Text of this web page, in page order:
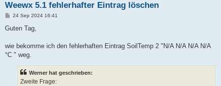
Weewx 5.1 fehlerhafter Eintrag löschen
B
i
a
24 Sep 2024 16:41
Guten Tag,
wie bekomme ich den fehlerhaften Eintrag SoilTemp 2 "N/A N/A N/A N/A
°C " weg.
Werner hat geschrieben:
Zweite Frage: